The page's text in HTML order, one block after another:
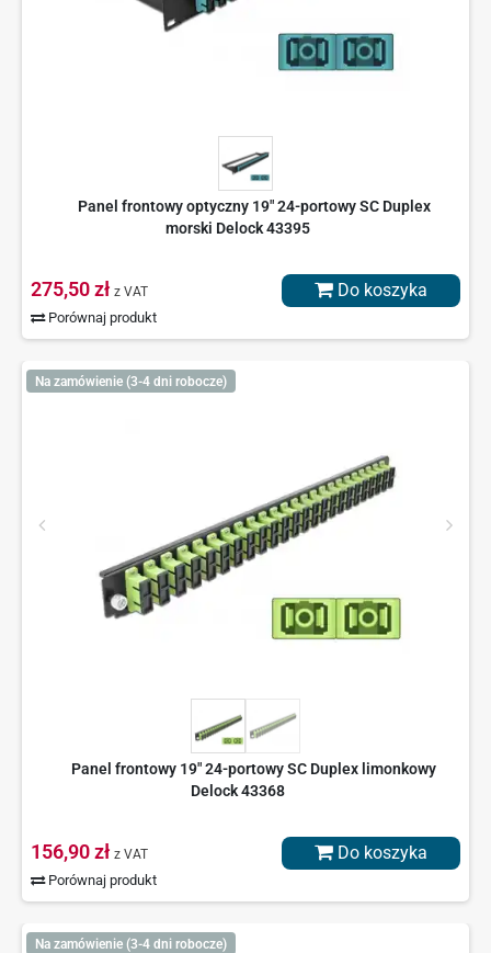
Panel frontowy optyczny 19" 24-portowy SC Duplex
morski Delock 43395
275,50 zł z VAT
Porównaj produkt
Do koszyka
Na zamówienie (3-4 dni robocze)
Panel frontowy 19" 24-portowy SC Duplex limonkowy
Delock 43368
156,90 zł z VAT
Porównaj produkt
Do koszyka
Na zamówienie (3-4 dni robocze)